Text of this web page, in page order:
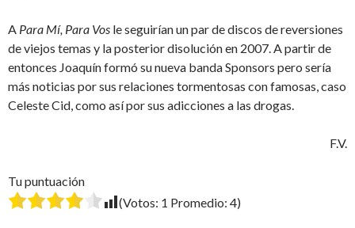
A Para Mí, Para Vos le seguirían un par de discos de reversiones
de viejos temas y la posterior disolución en 2007. A partir de
entonces Joaquín formó su nueva banda Sponsors pero sería
más noticias por sus relaciones tormentosas con famosas, caso
Celeste Cid, como así por sus adicciones a las drogas.
F.V.
Tu puntuación
(Votos: 1 Promedio: 4)